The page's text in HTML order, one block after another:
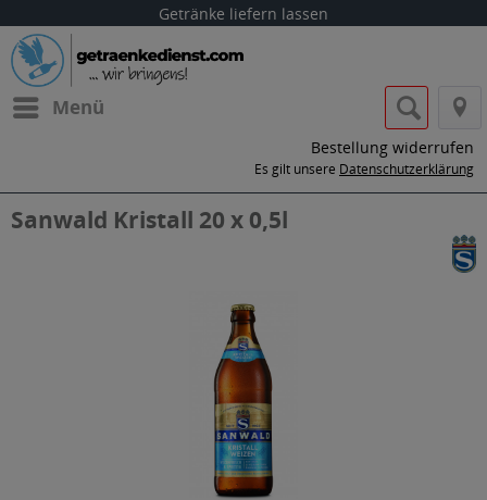
Getränke liefern lassen
Menü
Bestellung widerrufen
Es gilt unsere Datenschutzerklärung
Sanwald Kristall 20 x 0,5l